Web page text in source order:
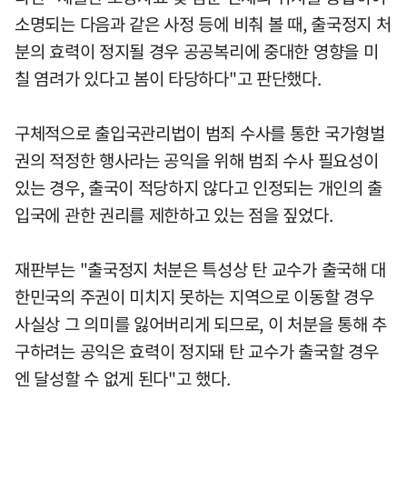
소명되는 다음과 같은 사정 등에 비춰 볼 때, 출국정지 처
분의 효력이 정지될 경우 공공복리에 중대한 영향을 미
칠 염려가 있다고 봄이 타당하다"고 판단했다.
구체적으로 출입국관리법이 범죄 수사를 통한 국가형벌
권의 적정한 행사라는 공익을 위해 범죄 수사 필요성이
있는 경우, 출국이 적당하지 않다고 인정되는 개인의 출
입국에 관한 권리를 제한하고 있는 점을 짚었다.
재판부는 "출국정지 처분은 특성상 탄 교수가 출국해 대
한민국의 주권이 미치지 못하는 지역으로 이동할 경우
사실상 그 의미를 잃어버리게 되므로, 이 처분을 통해 추
구하려는 공익은 효력이 정지돼 탄 교수가 출국할 경우
엔 달성할 수 없게 된다"고 했다.